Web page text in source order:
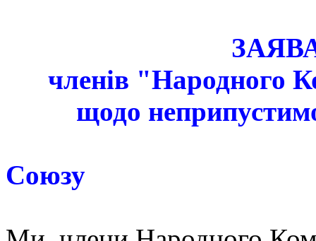
членів "Народного
щодо
Союзу